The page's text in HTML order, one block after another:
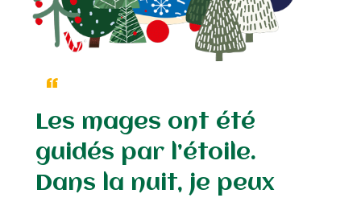
Les mages ont été
guidés par l’étoile.
Dans la nuit, je peux